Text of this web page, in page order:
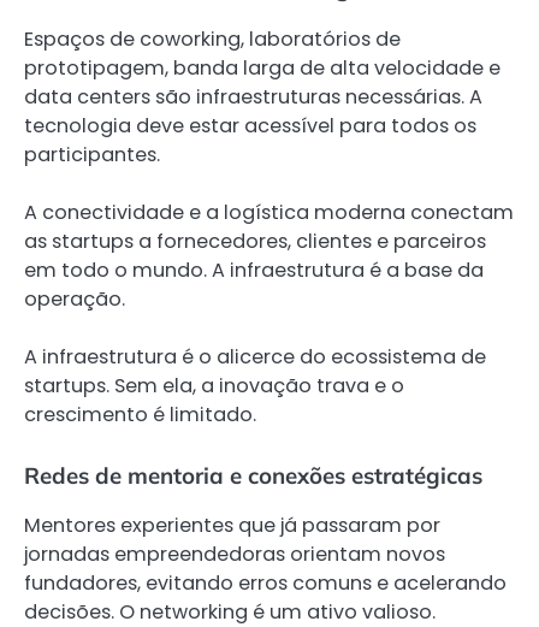
Espaços de coworking, laboratórios de
prototipagem, banda larga de alta velocidade e
data centers são infraestruturas necessárias. A
tecnologia deve estar acessível para todos os
participantes.
A conectividade e a logística moderna conectam
as startups a fornecedores, clientes e parceiros
em todo o mundo. A infraestrutura é a base da
operação.
A infraestrutura é o alicerce do ecossistema de
startups. Sem ela, a inovação trava e o
crescimento é limitado.
Redes de mentoria e conexões estratégicas
Mentores experientes que já passaram por
jornadas empreendedoras orientam novos
fundadores, evitando erros comuns e acelerando
decisões. O networking é um ativo valioso.